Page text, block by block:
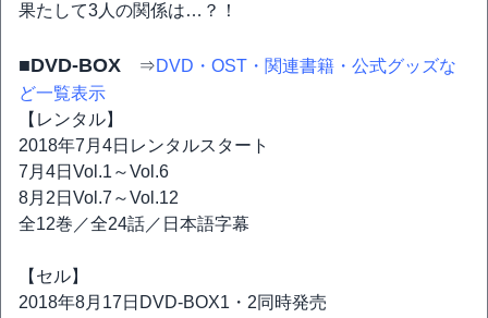
果たして3人の関係は…？！
■DVD-BOX ⇒DVD・OST・関連書籍・公式グッズな
ど一覧表示
【レンタル】
2018年7月4日レンタルスタート
7月4日Vol.1～Vol.6
8月2日Vol.7～Vol.12
全12巻／全24話／日本語字幕
【セル】
2018年8月17日DVD-BOX1・2同時発売